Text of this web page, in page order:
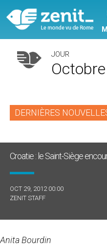
JOUR
DERNIÈRES
Croatie : le Saint-Siège
OCT 29, 2012 00:00
ZENIT STAFF
Anita Bourdin